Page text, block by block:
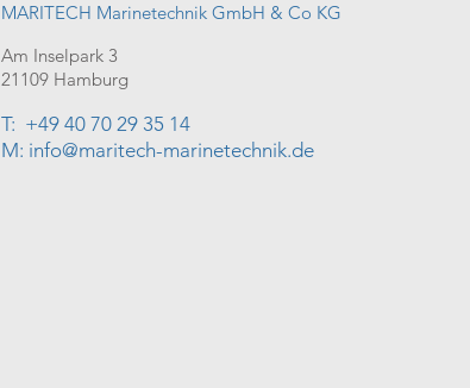
MARITECH Marinetechnik GmbH & Co KG
Am Inselpark 3
21109 Hamburg
T: +49 40 70 29 35 14
M: info@maritech-marinetechnik.de